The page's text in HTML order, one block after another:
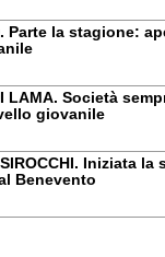
Parte la stagione:
LAMA. Società
giovanile
SIROCCHI. Iniziata la
Benevento